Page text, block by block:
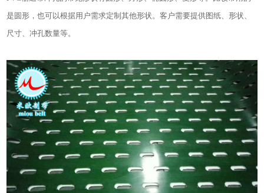
是圆形，也可以根据用户需求定制其他形状。客户需要提供图纸、形状、
尺寸、冲孔数量等。